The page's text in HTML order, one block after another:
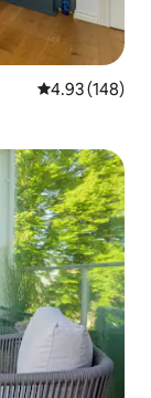
Calificación
4.93 (148)